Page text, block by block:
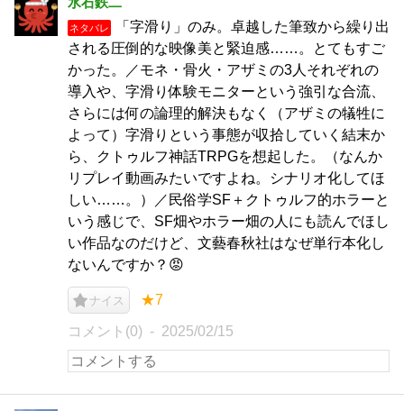
ネタバレ
「字滑り」のみ。卓越した筆致から繰り出
される圧倒的な映像美と緊迫感……。とてもすご
かった。／モネ・骨火・アザミの3人それぞれの
導入や、字滑り体験モニターという強引な合流、
さらには何の論理的解決もなく（アザミの犠牲に
よって）字滑りという事態が収拾していく結末か
ら、クトゥルフ神話TRPGを想起した。（なんか
リプレイ動画みたいですよね。シナリオ化してほ
しい……。）／民俗学SF＋クトゥルフ的ホラーと
いう感じで、SF畑やホラー畑の人にも読んでほし
い作品なのだけど、文藝春秋社はなぜ単行本化し
ないんですか？😡
ナイス ★7
コメント(0) 2025/02/15